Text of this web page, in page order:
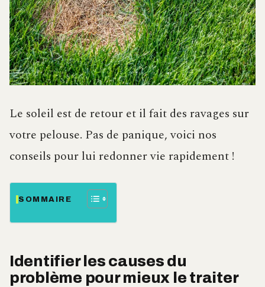
Le soleil est de retour et il fait des ravages sur
votre pelouse. Pas de panique, voici nos
conseils pour lui redonner vie rapidement !
SOMMAIRE
Identifier les causes du
problème pour mieux le traiter